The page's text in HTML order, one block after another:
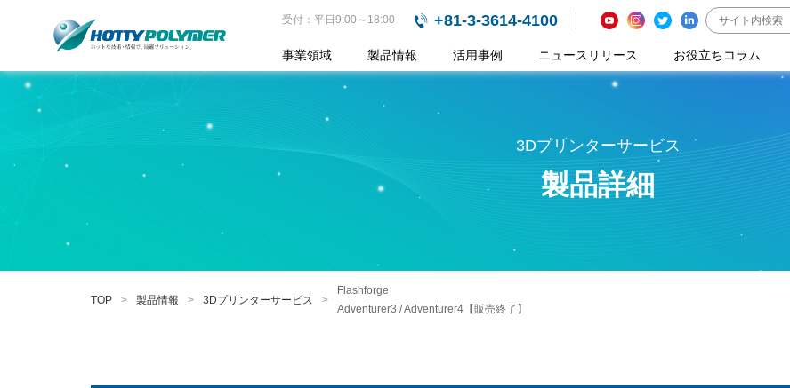
受付：平日9:00～18:00 +81-3-3614-4100
事業領域 製品情報 活用事例 ニュースリリース お役立ちコラム
3Dプリンターサービス
製品詳細
TOP 製品情報 3Dプリンターサービス
Flashforge
Adventurer3 / Adventurer4【販売終了】